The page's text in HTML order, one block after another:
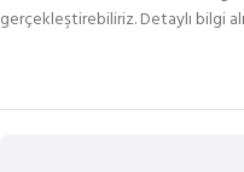
gerçekleştirebiliriz. Detaylı bilgi